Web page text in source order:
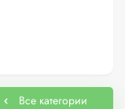
Все категории